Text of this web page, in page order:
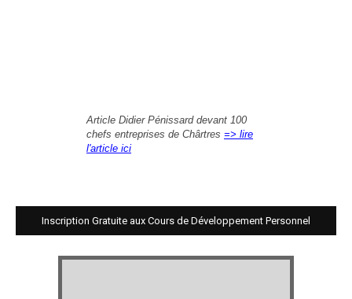
Article Didier Pénissard devant 100
chefs entreprises de Chârtres => lire
l'article ici
Inscription Gratuite aux Cours de Développement Personnel